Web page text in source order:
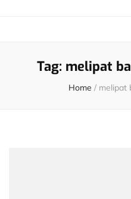
Tag: melipat
Home / melipat